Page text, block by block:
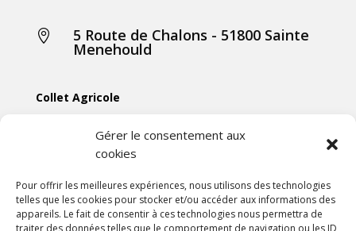
Gérer le consentement aux
cookies
Pour offrir les meilleures expériences, nous utilisons des technologies
telles que les cookies pour stocker et/ou accéder aux informations des
appareils. Le fait de consentir à ces technologies nous permettra de
traiter des données telles que le comportement de navigation ou les ID
 5 Route de Chalons - 51800 Sainte
Menehould
Collet Agricole
Collet Motoculture
Collet Élevage
Les actus